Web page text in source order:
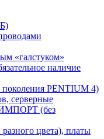
«галстуком»
наличие
PENTIUM 4)
серверные
(без
цвета), платы